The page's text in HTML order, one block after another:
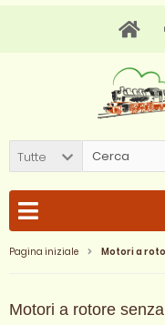
Tutte
Pagina iniziale Motori a
Motori a rotore